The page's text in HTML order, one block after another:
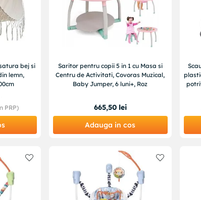
bej si
lemn,
PRP)
Saritor pentru copii 5 in 1 cu Masa si
Centru de Activitati, Covoras Muzical,
Baby Jumper, 6 luni+, Roz
665,50 lei
Adauga in cos